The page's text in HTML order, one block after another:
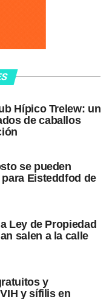
Hípico Trelew: un
de caballos
se pueden
Eisteddfod de
Ley de Propiedad
salen a la calle
y
y sífilis en